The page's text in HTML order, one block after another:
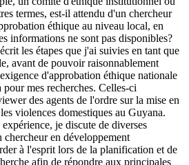
termes, est-il attendu d'un chercheur
éthique au niveau local, en
informations ne sont pas disponibles?
les étapes que j'ai suivies en tant que
avant de pouvoir raisonnablement
d'approbation éthique nationale
mes recherches. Celles-ci
des agents de l'ordre sur la mise en
violences domestiques au Guyana.
je discute de diverses
chercheur en développement
à l'esprit lors de la planification et de
afin de répondre aux principales